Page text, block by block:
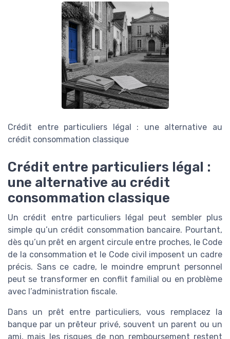
Crédit entre particuliers légal : une alternative au
crédit consommation classique
Crédit entre particuliers légal :
une alternative au crédit
consommation classique
Un crédit entre particuliers légal peut sembler plus
simple qu’un crédit consommation bancaire. Pourtant,
dès qu’un prêt en argent circule entre proches, le Code
de la consommation et le Code civil imposent un cadre
précis. Sans ce cadre, le moindre emprunt personnel
peut se transformer en conflit familial ou en problème
avec l’administration fiscale.
Dans un prêt entre particuliers, vous remplacez la
banque par un prêteur privé, souvent un parent ou un
ami, mais les risques de non remboursement restent